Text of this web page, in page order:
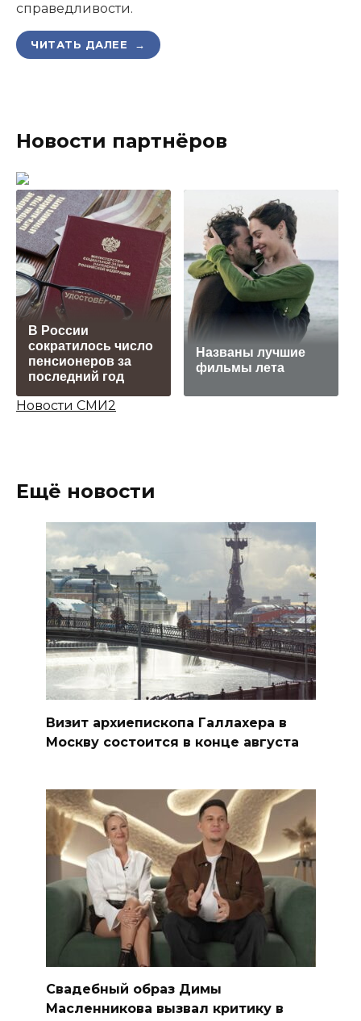
справедливости.
ЧИТАТЬ ДАЛЕЕ →
Новости партнёров
В России
сократилось число
пенсионеров за
последний год
Названы лучшие
фильмы лета
Новости СМИ2
Ещё новости
Визит архиепископа Галлахера в
Москву состоится в конце августа
Свадебный образ Димы
Масленникова вызвал критику в